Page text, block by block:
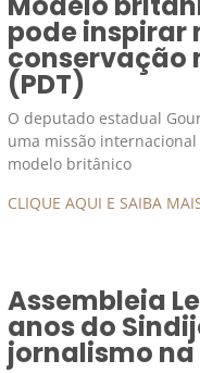
pode inspirar
conservação
(PDT)
O deputado estadual
uma missão
modelo britânico
CLIQUE AQUI E SAIBA
Assembleia
anos do
jornalismo